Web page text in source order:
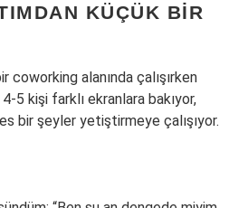
KÜÇÜK BIR
coworking alanında çalışırken
5 kişi farklı ekranlara bakıyor,
bir şeyler yetiştirmeye çalışıyor.